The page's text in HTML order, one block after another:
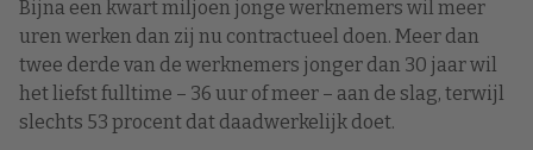
Bijna een kwart miljoen jonge werknemers wil meer
uren werken dan zij nu contractueel doen. Meer dan
twee derde van de werknemers jonger dan 30 jaar wil
het liefst fulltime – 36 uur of meer – aan de slag, terwijl
slechts 53 procent dat daadwerkelijk doet.